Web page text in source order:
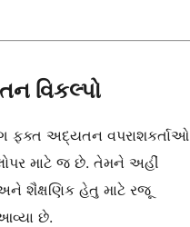
વિકલ્પો
ફક્ત અદ્યતન વપરાશકર્તાઓ
માટે જ છે. તેમને અહીં
શૈક્ષણિક હેતુ માટે રજૂ
છે.